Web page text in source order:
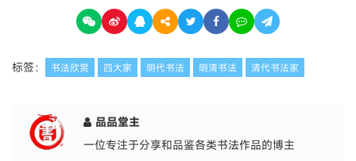
标签： 书法欣赏 四大家 明代书法 明清书法 清代书法家
品品堂主
一位专注于分享和品鉴各类书法作品的博主